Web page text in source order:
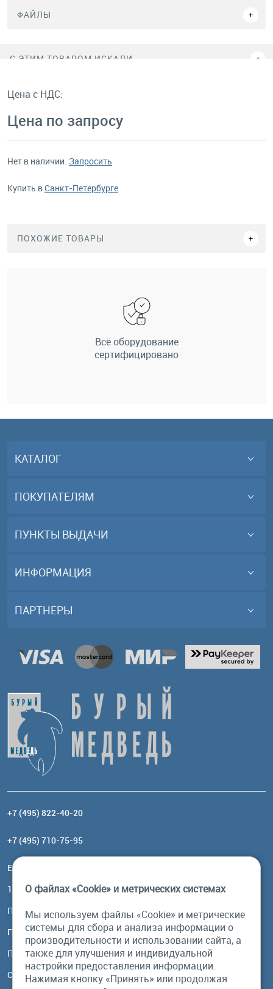
ФАЙЛЫ
C ЭТИМ ТОВАРОМ ИСКАЛИ
Цена с НДС:
Цена по запросу
Нет в наличии. Запросить
Купить вСанкт-Петербурге
ПОХОЖИЕ ТОВАРЫ
Всё оборудование
сертифицировано
КАТАЛОГ
ПОКУПАТЕЛЯМ
ПУНКТЫ ВЫДАЧИ
ИНФОРМАЦИЯ
ПАРТНЕРЫ
+7 (495) 822-40-20
+7 (495) 710-75-95
Email:
117485, Москва, ул. Профсоюзная, 84/32, корп 1
Посмотреть на карте
График работы
Пн-Пт: с 10:00 до 18:00
Сб, Вс: выходной
О файлах «Cookie» и метрических системах
Мы используем файлы «Cookie» и метрические
системы для сбора и анализа информации о
производительности и использовании сайта, а
также для улучшения и индивидуальной
настройки предоставления информации.
Нажимая кнопку «Принять» или продолжая